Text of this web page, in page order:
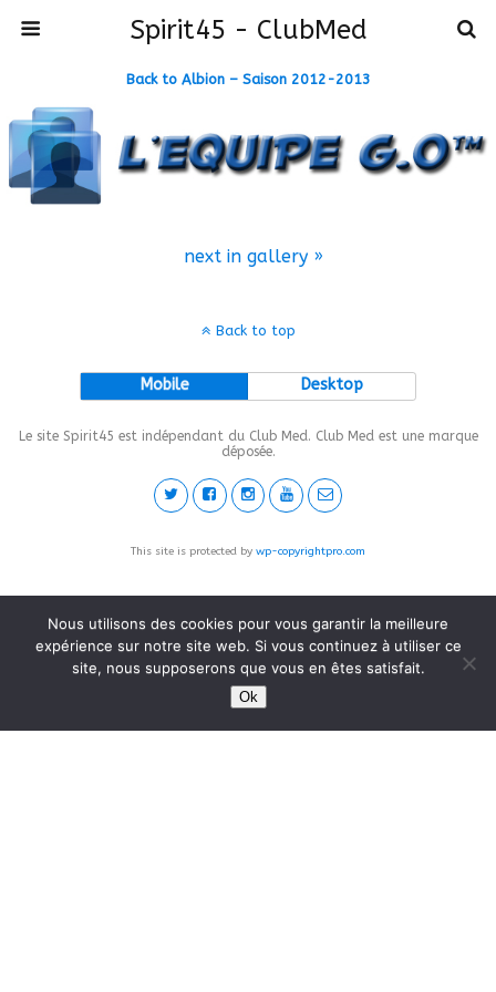
Spirit45 - ClubMed
Back to Albion – Saison 2012-2013
next in gallery »
Back to top
Mobile Desktop
Le site Spirit45 est indépendant du Club Med. Club Med est une marque
déposée.
This site is protected by wp-copyrightpro.com
Nous utilisons des cookies pour vous garantir la meilleure
expérience sur notre site web. Si vous continuez à utiliser ce
site, nous supposerons que vous en êtes satisfait.
Ok